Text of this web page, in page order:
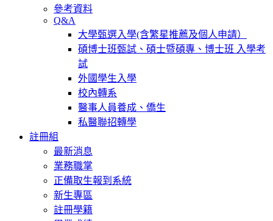
參考資料
Q&A
大學甄選入學(含繁星推薦及個人申請）
碩博士班甄試、碩士暨碩專、博士班 入學考
試
外國學生入學
校內轉系
醫事人員養成、僑生
私醫聯招轉學
註冊組
最新消息
業務職掌
正備取生報到系統
新生專區
註冊學籍